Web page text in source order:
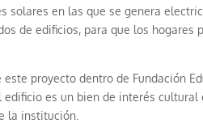
solares en las que se genera
de edificios, para que los
este proyecto dentro de Fundación
edificio es un bien de interés
la institución.